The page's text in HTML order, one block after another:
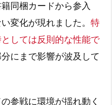
同梱カードから参入
変化が現れました。 特
としては反則的な性能で
にまで影響が波及して
参戦に環境が揺れ動く